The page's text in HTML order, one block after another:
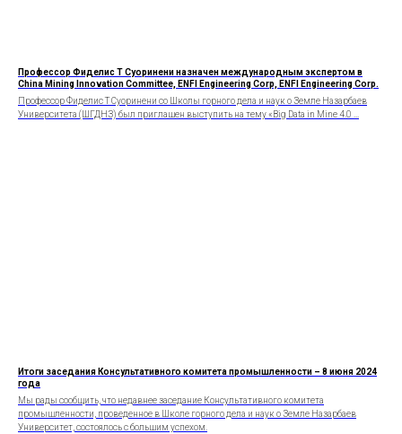
Профессор Фиделис Т Суоринени назначен международным экспертом в
China Mining Innovation Committee, ENFI Engineering Corp, ENFI Engineering Corp.
Профессор Фиделис T Суоринени со Школы горного дела и наук о Земле Назарбаев
Университета (ШГДНЗ) был приглашен выступить на тему «Big Data in Mine 4.0 ...
Итоги заседания Консультативного комитета промышленности – 8 июня 2024
года
Мы рады сообщить, что недавнее заседание Консультативного комитета
промышленности, проведенное в Школе горного дела и наук о Земле Назарбаев
Университет, состоялось с большим успехом.